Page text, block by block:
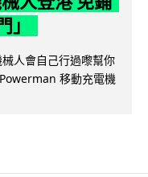
人會自己行過嚟幫你
移動充電機